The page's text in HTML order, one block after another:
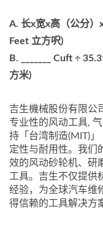
A. 长x宽x高（公分）
Feet 立方呎)
B. _______ Cuft ÷
方米)
吉生機械股份有限公
专业性的风动工具,
持「台湾制造(MIT)
定性与耐用性。我们
效的风动砂轮机、研
工具。吉生不仅提供
经验，为全球汽车维
得信赖的工具解决方